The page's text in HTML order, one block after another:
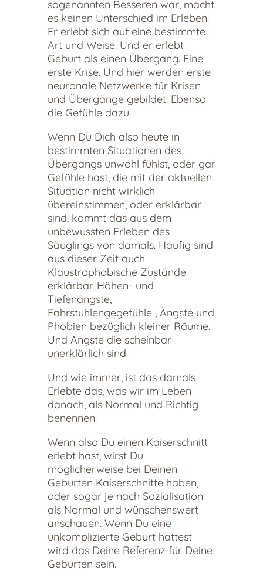
sogenannten Besseren war, macht
es keinen Unterschied im Erleben.
Er erlebt sich auf eine bestimmte
Art und Weise. Und er erlebt
Geburt als einen Übergang. Eine
erste Krise. Und hier werden erste
neuronale Netzwerke für Krisen
und Übergänge gebildet. Ebenso
die Gefühle dazu.
Wenn Du Dich also heute in
bestimmten Situationen des
Übergangs unwohl fühlst, oder gar
Gefühle hast, die mit der aktuellen
Situation nicht wirklich
übereinstimmen, oder erklärbar
sind, kommt das aus dem
unbewussten Erleben des
Säuglings von damals. Häufig sind
aus dieser Zeit auch
Klaustrophobische Zustände
erklärbar. Höhen- und
Tiefenängste,
Fahrstuhlengegefühle , Ängste und
Phobien bezüglich kleiner Räume.
Und Ängste die scheinbar
unerklärlich sind
Und wie immer, ist das damals
Erlebte das, was wir im Leben
danach, als Normal und Richtig
benennen.
Wenn also Du einen Kaiserschnitt
erlebt hast, wirst Du
möglicherweise bei Deinen
Geburten Kaiserschnitte haben,
oder sogar je nach Sozialisation
als Normal und wünschenswert
anschauen. Wenn Du eine
unkomplizierte Geburt hattest
wird das Deine Referenz für Deine
Geburten sein.